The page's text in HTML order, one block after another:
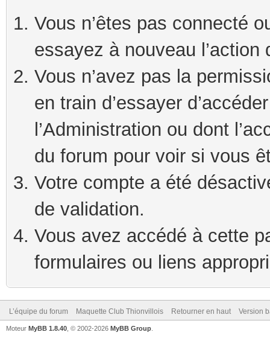
Vous n’êtes pas connecté
essayez à nouveau
Vous n’avez pas la
en train d’essayer
l’Administration ou dont
du forum pour voir si vous
Votre compte a été
de validation.
Vous avez accédé à cette
formulaires ou liens
L’équipe du forum Maquette Club Thionvillois Retourner en haut Version
Moteur MyBB 1.8.40 , © 2002-2026 MyBB Group